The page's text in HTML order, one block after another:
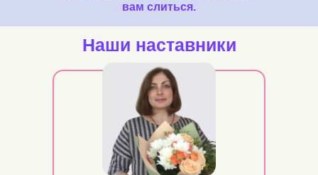
вам слиться.
Наши наставники